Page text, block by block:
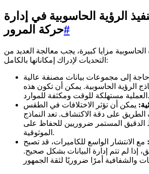
الرؤية الحاسوبية في إدارة
حركة المرور#
الحاسوبية مزايا كبيرة، يجب معالجة العديد من
التحديات لإدراك إمكاناتها بالكامل:
إلى مجموعات بيانات مصنفة عالية
الرؤية الحاسوبية. يمكن أن تكون هذه
العملية مستهلكة للوقت ومكثفة للموارد.
يمكن أن تؤثر الاختلافات في الطقس
على دقة الاكتشاف. تعد النماذج
الدقيق المستمر ضروريين للحفاظ على
الموثوقية.
مع الانتشار الواسع للكاميرات، قد تصبح
إذا لم تتم إدارة البيانات بشكل صحيح.